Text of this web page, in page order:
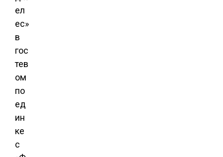
ел
ес»
в
гос
тев
ом
по
ед
ин
ке
с